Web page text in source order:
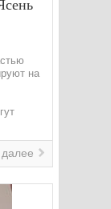
на
далее